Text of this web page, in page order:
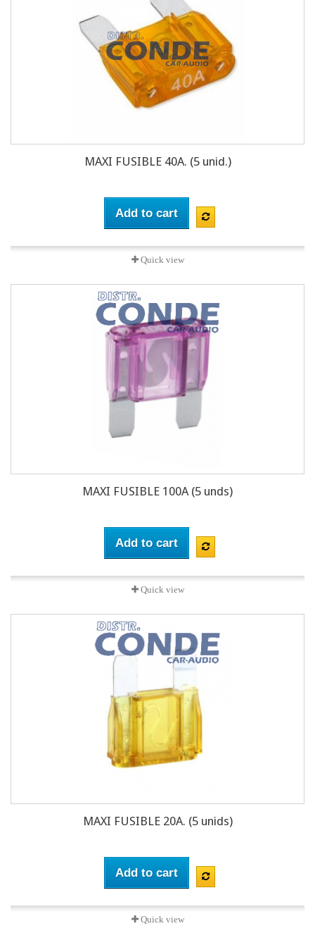
MAXI FUSIBLE 40A. (5 unid.)
Add to cart
Quick view
MAXI FUSIBLE 100A (5 unds)
Add to cart
Quick view
MAXI FUSIBLE 20A. (5 unids)
Add to cart
Quick view